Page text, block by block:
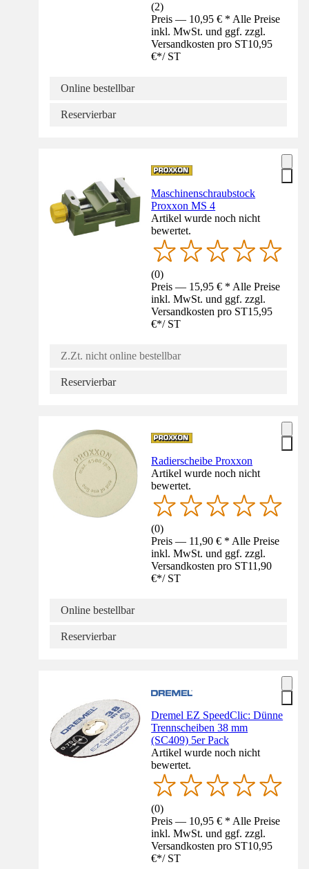
(2)
Preis — 10,95 € * Alle Preise
inkl. MwSt. und ggf. zzgl.
Versandkosten pro ST10,95
€*/ ST
Online bestellbar
Reservierbar
Maschinenschraubstock
Proxxon MS 4
Artikel wurde noch nicht
bewertet.
(0)
Preis — 15,95 € * Alle Preise
inkl. MwSt. und ggf. zzgl.
Versandkosten pro ST15,95
€*/ ST
Z.Zt. nicht online bestellbar
Reservierbar
Radierscheibe Proxxon
Artikel wurde noch nicht
bewertet.
(0)
Preis — 11,90 € * Alle Preise
inkl. MwSt. und ggf. zzgl.
Versandkosten pro ST11,90
€*/ ST
Online bestellbar
Reservierbar
Dremel EZ SpeedClic: Dünne
Trennscheiben 38 mm
(SC409) 5er Pack
Artikel wurde noch nicht
bewertet.
(0)
Preis — 10,95 € * Alle Preise
inkl. MwSt. und ggf. zzgl.
Versandkosten pro ST10,95
€*/ ST